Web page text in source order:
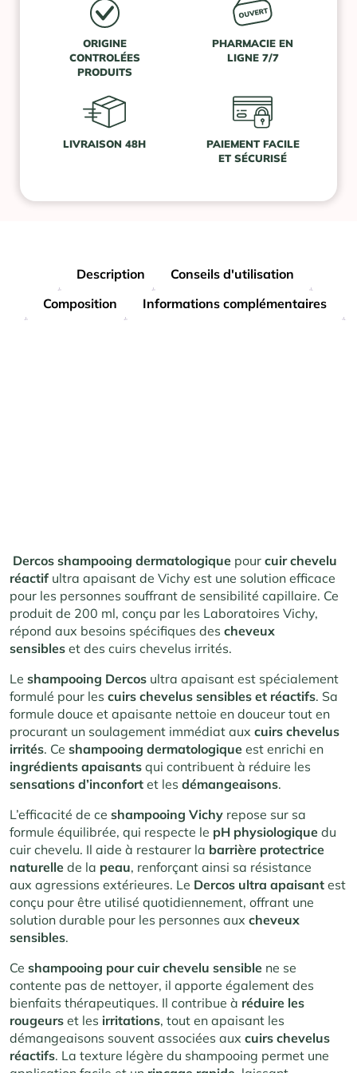
ORIGINE
CONTROLÉES
PRODUITS
PHARMACIE EN
LIGNE 7/7
LIVRAISON 48H
PAIEMENT FACILE
ET SÉCURISÉ
Description
Conseils d'utilisation
Composition
Informations complémentaires
Dercos shampooing dermatologique pour cuir chevelu
réactif ultra apaisant de Vichy est une solution efficace
pour les personnes souffrant de sensibilité capillaire. Ce
produit de 200 ml, conçu par les Laboratoires Vichy,
répond aux besoins spécifiques des cheveux
sensibles et des cuirs chevelus irrités.
Le shampooing Dercos ultra apaisant est spécialement
formulé pour les cuirs chevelus sensibles et réactifs. Sa
formule douce et apaisante nettoie en douceur tout en
procurant un soulagement immédiat aux cuirs chevelus
irrités. Ce shampooing dermatologique est enrichi en
ingrédients apaisants qui contribuent à réduire les
sensations d’inconfort et les démangeaisons.
L’efficacité de ce shampooing Vichy repose sur sa
formule équilibrée, qui respecte le pH physiologique du
cuir chevelu. Il aide à restaurer la barrière protectrice
naturelle de la peau, renforçant ainsi sa résistance
aux agressions extérieures. Le Dercos ultra apaisant est
conçu pour être utilisé quotidiennement, offrant une
solution durable pour les personnes aux cheveux
sensibles.
Ce shampooing pour cuir chevelu sensible ne se
contente pas de nettoyer, il apporte également des
bienfaits thérapeutiques. Il contribue à réduire les
rougeurs et les irritations, tout en apaisant les
démangeaisons souvent associées aux cuirs chevelus
réactifs. La texture légère du shampooing permet une